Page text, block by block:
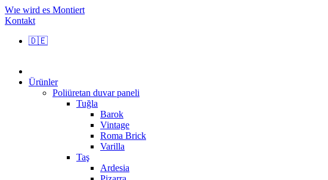
Wıe wird es Montiert
Kontakt
🇩🇪
Ürünler
Poliüretan duvar paneli
Tuğla
Barok
Vintage
Roma Brick
Varilla
Taş
Ardesia